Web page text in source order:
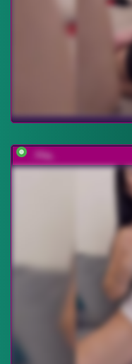
_Ylia_